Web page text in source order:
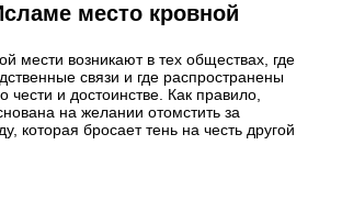
место кровной
мести возникают в тех обществах, где
связи и где распространены
чести и достоинстве. Как правило,
на желании отомстить за
которая бросает тень на честь другой